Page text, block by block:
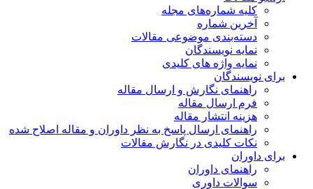
کلیه شماره‌های مجله
آخرین شماره
دسته‌بندی موضوعی مقالات
نمایه نویسندگان
نمایه واژه های کلیدی
برای نویسندگان
راهنمای نگارش و ارسال مقاله
فرم ارسال مقاله
هزینه انتشار مقاله
راهنمای ارسال پاسخ به نظر داوران و مقاله اصلاح شده
نکات کلیدی در نگارش مقالات
برای داوران
راهنمای داوران
سوالات داوری